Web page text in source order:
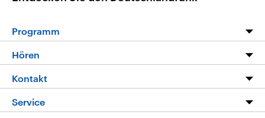
Programm
Programm
Die Nachrichten
Nachrichtenleicht
Hören
Livestream
Podcasts
Kontakt
Hörerservice
Service